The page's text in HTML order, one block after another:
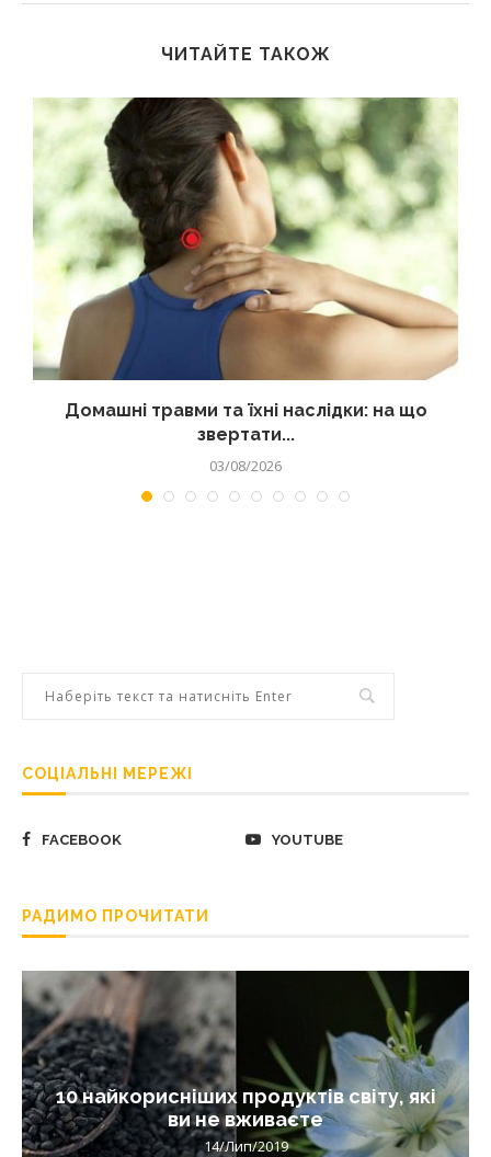
ЧИТАЙТЕ ТАКОЖ
Домашні травми та їхні наслідки: на що
звертати...
03/08/2026
СОЦІАЛЬНІ МЕРЕЖІ
FACEBOOK YOUTUBE
РАДИМО ПРОЧИТАТИ
10 найкорисніших продуктів світу, які
ви не вживаєте
14/Лип/2019